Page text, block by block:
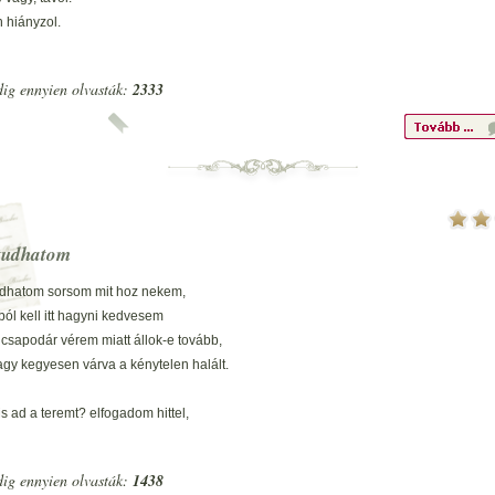
hiányzol.
nézek
képek.
ismét.
ott lenni nálad.
ennyien olvasták:2333
sorsom mit hoz nekem,
kell itt hagyni kedvesem
vérem miatt állok-e tovább,
kegyesen várva a kénytelen halált.
ad a teremt? elfogadom hittel,
nem teszek tallért a markába.
ennyien olvasták: 1438